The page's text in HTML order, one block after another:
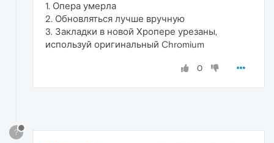
1. Опера умерла
2. Обновляться лучше вручную
3. Закладки в новой Хропере урезаны,
используй оригинальный Chromium
0
?